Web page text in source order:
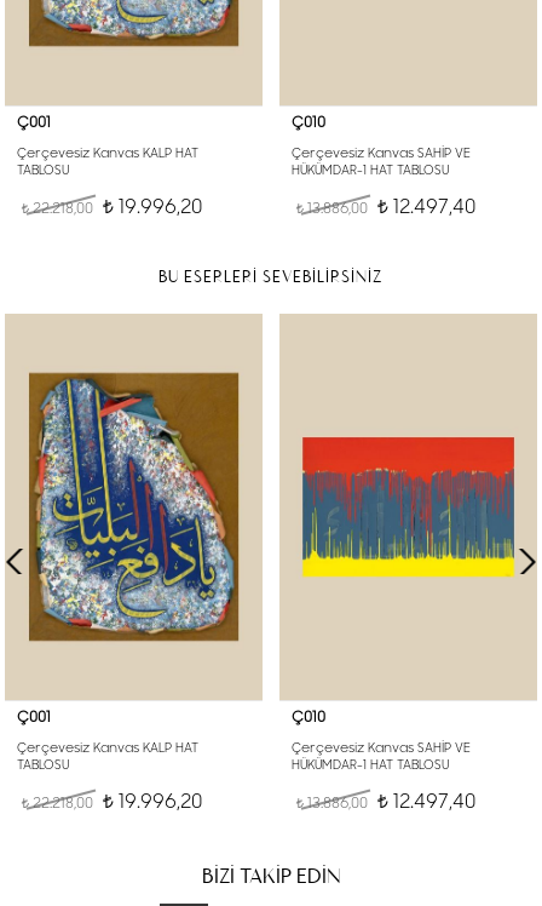
Ç001
Çerçevesiz Kanvas KALP HAT
TABLOSU
t22.218,00 t 19.996,20
Ç010
Çerçevesiz Kanvas SAHİP VE
HÜKÜMDAR-1 HAT TABLOSU
t13.886,00 t 12.497,40
BU ESERLERİ SEVEBİLİRSİNİZ
Ç001
Çerçevesiz Kanvas KALP HAT
TABLOSU
t22.218,00 t 19.996,20
Ç010
Çerçevesiz Kanvas SAHİP VE
HÜKÜMDAR-1 HAT TABLOSU
t13.886,00 t 12.497,40
BİZİ TAKİP EDİN